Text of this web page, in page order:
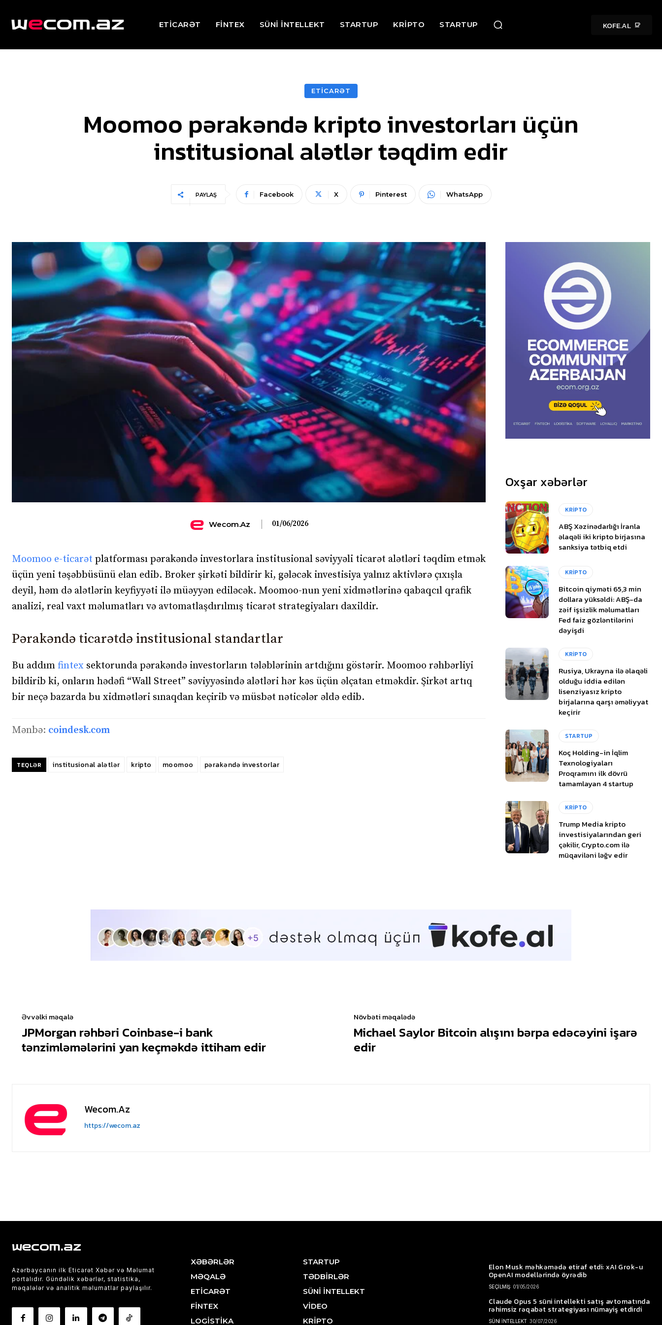
ETİCARƏT FİNTEX SÜNİ İNTELLEKT STARTUP KRİPTO STARTUP KOFE.AL
ETİCARƏT
Moomoo pərakəndə kripto investorları üçün
institusional alətlər təqdim edir
PAYLAŞ Facebook X Pinterest WhatsApp
Wecom.az 01/06/2026
Moomoo e-ticarət platforması pərakəndə investorlara institusional səviyyəli ticarət alətləri təqdim etmək
üçün yeni təşəbbüsünü elan edib. Broker şirkəti bildirir ki, gələcək investisiya yalnız aktivlərə çıxışla
deyil, həm də alətlərin keyfiyyəti ilə müəyyən ediləcək. Moomoo-nun yeni xidmətlərinə qabaqcıl qrafik
analizi, real vaxt məlumatları və avtomatlaşdırılmış ticarət strategiyaları daxildir.
Pərakəndə ticarətdə institusional standartlar
Bu addım fintex sektorunda pərakəndə investorların tələblərinin artdığını göstərir. Moomoo rəhbərliyi
bildirib ki, onların hədəfi “Wall Street” səviyyəsində alətləri hər kəs üçün əlçatan etməkdir. Şirkət artıq
bir neçə bazarda bu xidmətləri sınaqdan keçirib və müsbət nəticələr əldə edib.
Mənbə: coindesk.com
TEQLƏR institusional alətlər kripto moomoo pərakəndə investorlar
Oxşar xəbərlər
KRİPTO
ABŞ Xəzinədarlığı İranla
əlaqəli iki kripto birjasına
sanksiya tətbiq etdi
KRİPTO
Bitcoin qiyməti 65,3 min
dollara yüksəldi: ABŞ-da
zəif işsizlik məlumatları
Fed faiz gözləntilərini
dəyişdi
KRİPTO
Rusiya, Ukrayna ilə əlaqəli
olduğu iddia edilən
lisenziyasız kripto
birjalarına qarşı əməliyyat
keçirir
STARTUP
Koç Holding-in İqlim
Texnologiyaları
Proqramını ilk dövrü
tamamlayan 4 startup
KRİPTO
Trump Media kripto
investisiyalarından geri
çəkilir, Crypto.com ilə
müqaviləni ləğv edir
Əvvəlki məqalə
JPMorgan rəhbəri Coinbase-i bank
tənzimləmələrini yan keçməkdə ittiham edir
Növbəti məqalədə
Michael Saylor Bitcoin alışını bərpa edəcəyini işarə
edir
Wecom.az
https://wecom.az
wecom.az
Azərbaycanın ilk Eticarət Xəbər və Məlumat
portalıdır. Gündəlik xəbərlər, statistika,
məqalələr və analitik məlumatlar paylaşılır.
XƏBƏRLƏR
MƏQALƏ
ETİCARƏT
FİNTEX
LOGİSTİKA
STARTUP
TƏDBİRLƏR
SÜNİ İNTELLEKT
VİDEO
KRİPTO
Elon Musk məhkəmədə etiraf etdi: xAI Grok-u
OpenAI modellərində öyrədib
SEÇİLMİŞ 01/05/2026
Claude Opus 5 süni intellekti satış avtomatında
rəhimsiz rəqabət strategiyası nümayiş etdirdi
SÜNİ İNTELLEKT 30/07/2026